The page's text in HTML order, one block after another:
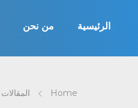
الرئيسية من نحن
Home المقالات